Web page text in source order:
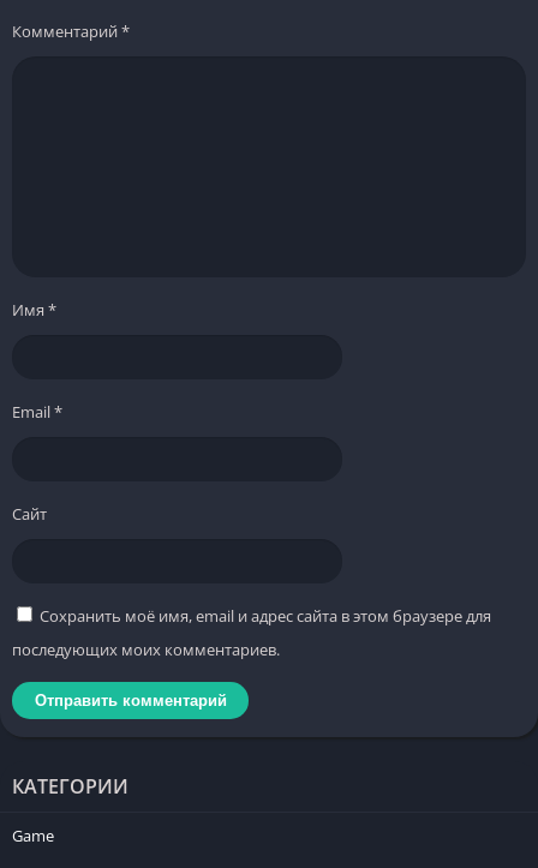
Комментарий*
Имя *
Email*
Сайт
Сохранить моё имя, email и адрес сайта в этом браузере для
последующих моих комментариев.
КАТЕГОРИИ
Game